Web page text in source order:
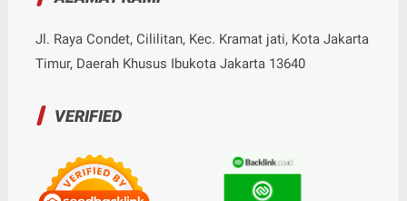
Jl. Raya Condet, Cililitan, Kec. Kramat jati, Kota Jakarta
Timur, Daerah Khusus Ibukota Jakarta 13640
VERIFIED